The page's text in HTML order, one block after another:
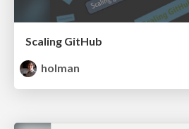
Scaling GitHub
holman